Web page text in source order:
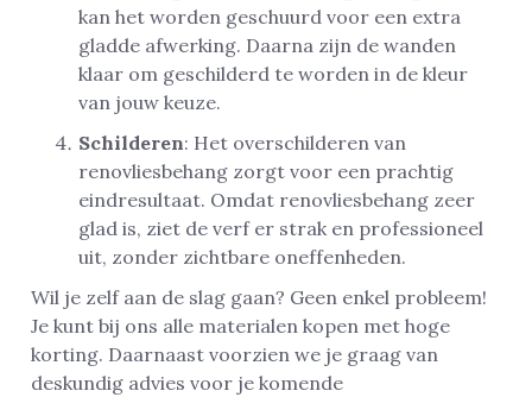
kan het worden geschuurd voor een extra
gladde afwerking. Daarna zijn de wanden
klaar om geschilderd te worden in de kleur
van jouw keuze.
Schilderen: Het overschilderen van
renovliesbehang zorgt voor een prachtig
eindresultaat. Omdat renovliesbehang zeer
glad is, ziet de verf er strak en professioneel
uit, zonder zichtbare oneffenheden.
Wil je zelf aan de slag gaan? Geen enkel probleem!
Je kunt bij ons alle materialen kopen met hoge
korting. Daarnaast voorzien we je graag van
deskundig advies voor je komende